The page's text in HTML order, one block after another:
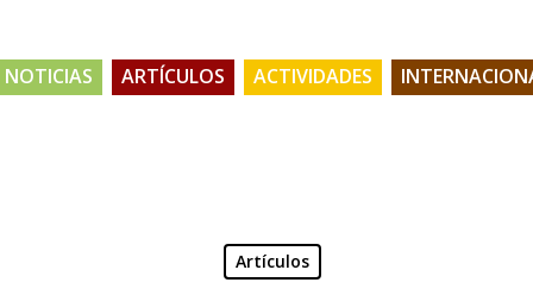
NOTICIAS ARTÍCULOS ACTIVIDADES
Artículos